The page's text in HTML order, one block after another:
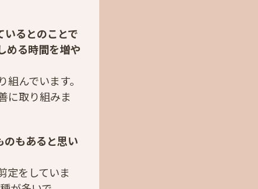
いるとのことで
める時間を増や
んでいます。
に取り組みま
のもあると思い
定をしていま